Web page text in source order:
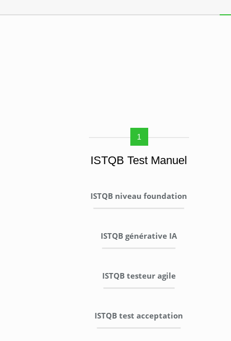
1
ISTQB Test Manuel
ISTQB niveau foundation
ISTQB générative IA
ISTQB testeur agile
ISTQB test acceptation